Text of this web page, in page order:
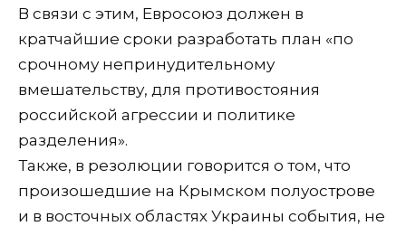
В связи с этим, Евросоюз должен в
кратчайшие сроки разработать план «по
срочному непринудительному
вмешательству, для противостояния
российской агрессии и политике
разделения».
Также, в резолюции говорится о том, что
произошедшие на Крымском полуострове
и в восточных областях Украины события, не